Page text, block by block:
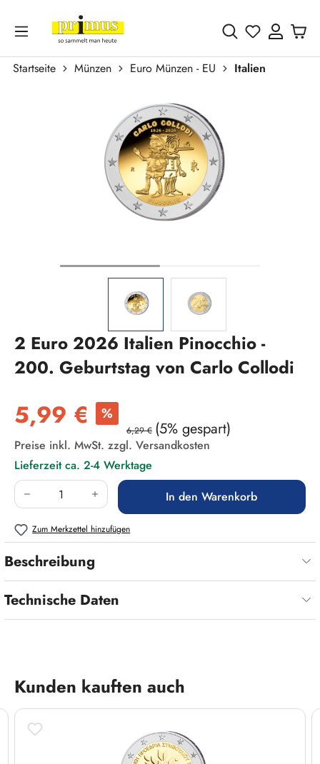
Zum Hauptinhalt springen
Du hast 0
Startseite Münzen Euro Münzen - EU
Italien
2 Euro 2026 Italien Pinocchio -
200. Geburtstag von Carlo Collodi
Verkaufspreis:
5,99 € %
6,29 € (5% gespart)
Preise inkl. MwSt. zzgl. Versandkosten
Lieferzeit ca. 2-4 Werktage
Produkt Anzahl: Gib den gewünschten Wert
In den Warenkorb
Zum Merkzettel hinzufügen
Beschreibung
Technische Daten
Produktgalerie überspringen
Kunden kauften auch